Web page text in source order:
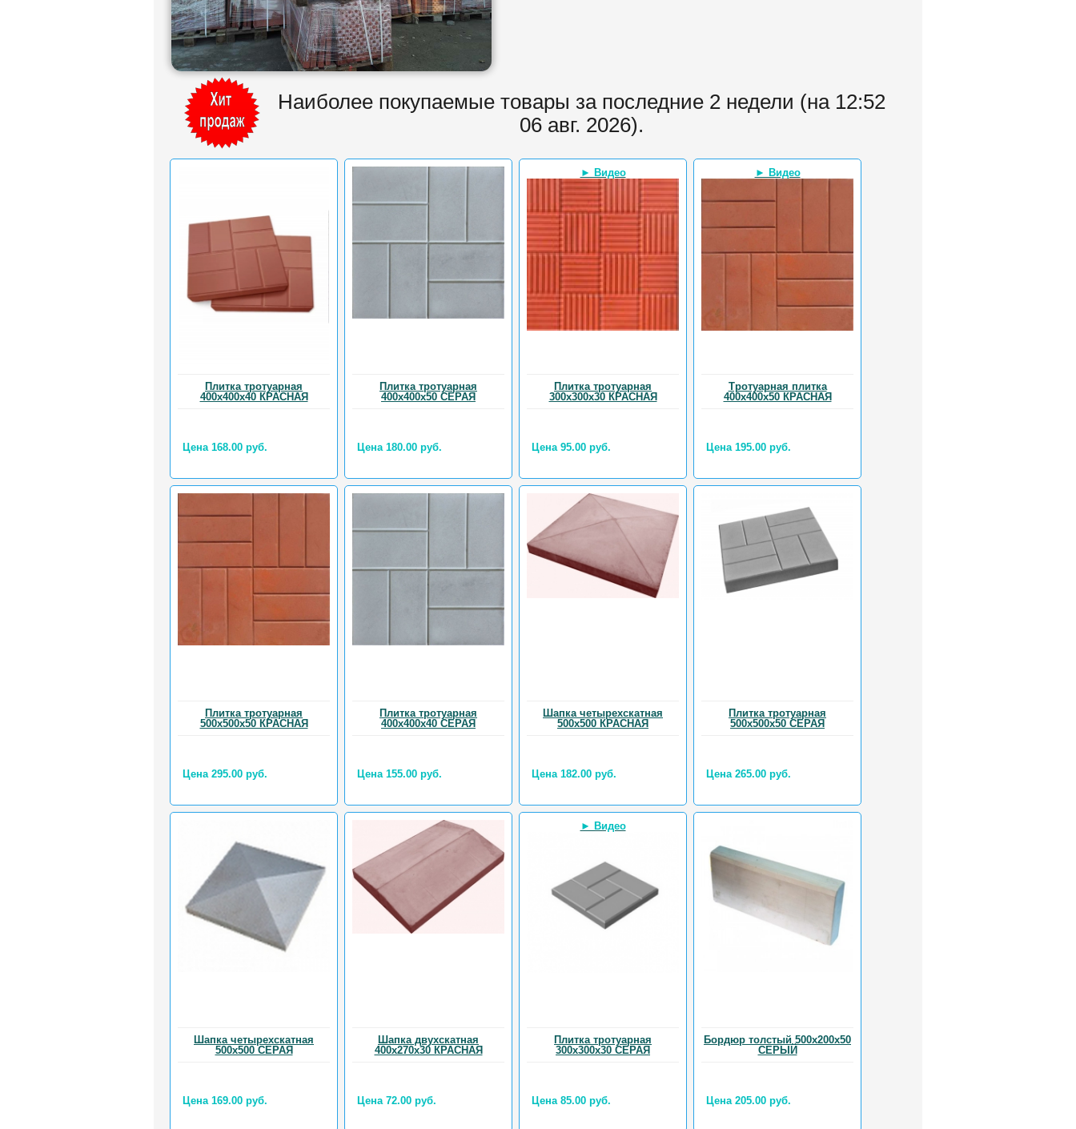
Наиболее покупаемые товары за последние 2 недели (на 12:52
06 авг. 2026).
Плитка тротуарная
400х400х40 КРАСНАЯ
Цена 168.00 руб.
Плитка тротуарная
400х400х50 СЕРАЯ
Цена 180.00 руб.
► Видео
Плитка тротуарная
300х300х30 КРАСНАЯ
Цена 95.00 руб.
► Видео
Тротуарная плитка
400х400х50 КРАСНАЯ
Цена 195.00 руб.
Плитка тротуарная
500х500х50 КРАСНАЯ
Цена 295.00 руб.
Плитка тротуарная
400х400х40 СЕРАЯ
Цена 155.00 руб.
Шапка четырехскатная
500х500 КРАСНАЯ
Цена 182.00 руб.
Плитка тротуарная
500х500х50 СЕРАЯ
Цена 265.00 руб.
Шапка четырехскатная
500х500 СЕРАЯ
Цена 169.00 руб.
Шапка двухскатная
400х270х30 КРАСНАЯ
Цена 72.00 руб.
► Видео
Плитка тротуарная
300х300х30 СЕРАЯ
Цена 85.00 руб.
Бордюр толстый 500х200х50
СЕРЫЙ
Цена 205.00 руб.